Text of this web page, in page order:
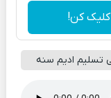
کلیک کن!
تسلیم ادیم سنه